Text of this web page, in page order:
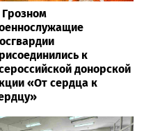
Грозном
к
донорской
«От сердца к